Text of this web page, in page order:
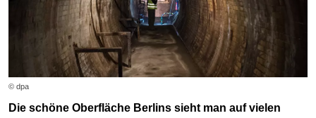
© dpa
Die schöne Oberfläche Berlins sieht man auf vielen